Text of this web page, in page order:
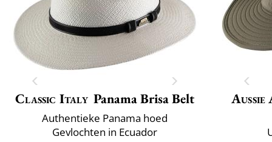
Classic Italy Panama Brisa Belt
Authentieke Panama hoed
Gevlochten in Ecuador